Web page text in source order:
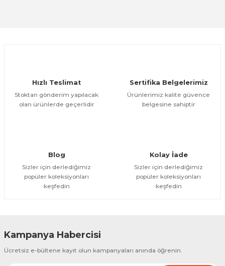
Bu ürüne benzer farklı alternatifler olmalı.
Hızlı Teslimat
Stoktan gönderim yapılacak
olan ürünlerde geçerlidir
Sertifika Belgelerimiz
Ürünlerimiz kalite güvence
belgesine sahiptir
Blog
Sizler için derlediğimiz
popüler koleksiyonları
keşfedin
Kolay İade
Sizler için derlediğimiz
popüler koleksiyonları
keşfedin
Kampanya Habercisi
Ücretsiz e-bültene kayıt olun kampanyaları anında öğrenin.